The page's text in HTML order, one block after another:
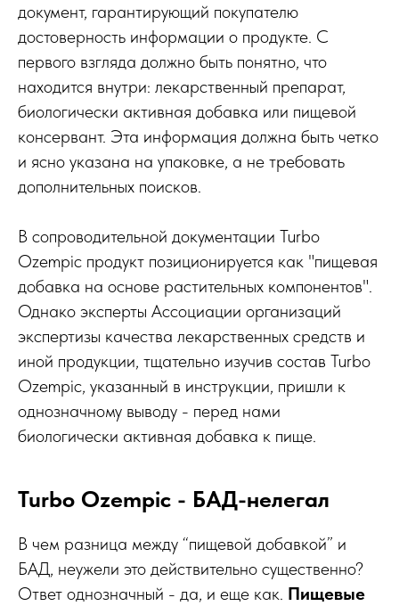
документ, гарантирующий покупателю
достоверность информации о продукте. С
первого взгляда должно быть понятно, что
находится внутри: лекарственный препарат,
биологически активная добавка или пищевой
консервант. Эта информация должна быть четко
и ясно указана на упаковке, а не требовать
дополнительных поисков.
В сопроводительной документации Turbo
Ozempic продукт позиционируется как "пищевая
добавка на основе растительных компонентов".
Однако эксперты Ассоциации организаций
экспертизы качества лекарственных средств и
иной продукции, тщательно изучив состав Turbo
Ozempic, указанный в инструкции, пришли к
однозначному выводу - перед нами
биологически активная добавка к пище.
Turbo Ozempic - БАД-нелегал
В чем разница между “пищевой добавкой” и
БАД, неужели это действительно существенно?
Ответ однозначный - да, и еще как. Пищевые